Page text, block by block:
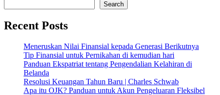
Search
Recent Posts
Meneruskan Nilai Finansial kepada Generasi Berikutnya
Tip Finansial untuk Pernikahan di kemudian hari
Panduan Ekspatriat tentang Pengendalian Kelahiran di
Belanda
Resolusi Keuangan Tahun Baru | Charles Schwab
Apa itu OJK? Panduan untuk Akun Pengeluaran Fleksibel